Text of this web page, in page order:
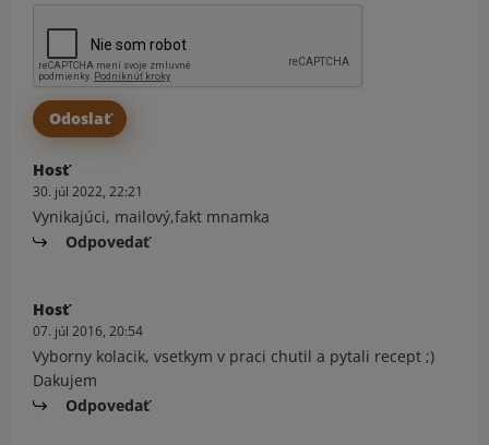
Hosť
30. júl 2022, 22:21
Vynikajúci, mailový,fakt mnamka
Odpovedať
Hosť
07. júl 2016, 20:54
Vyborny kolacik, vsetkym v praci chutil a pytali recept ;)
Dakujem
Odpovedať